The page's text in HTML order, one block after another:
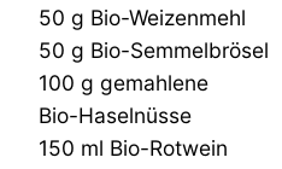
50 g Bio-Weizenmehl
50 g Bio-Semmelbrösel
100 g gemahlene
Bio-Haselnüsse
150 ml Bio-Rotwein